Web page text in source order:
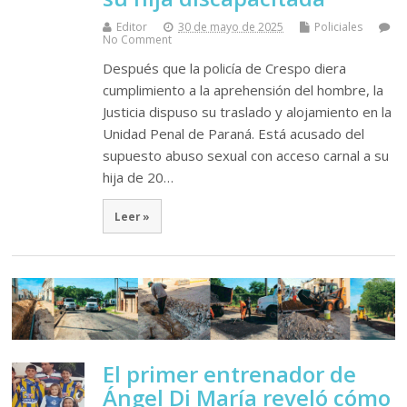
Editor 30 de mayo de 2025
Policiales
No Comment
Después que la policía de Crespo diera
cumplimiento a la aprehensión del hombre, la
Justicia dispuso su traslado y alojamiento en la
Unidad Penal de Paraná. Está acusado del
supuesto abuso sexual con acceso carnal a su
hija de 20…
Leer »
El primer entrenador de
Ángel Di María reveló cómo